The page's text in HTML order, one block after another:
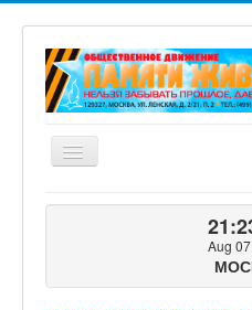
Включить/
выключить
ГЛАВНАЯ
Aug